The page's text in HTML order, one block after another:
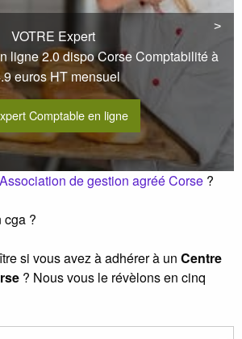
>
>
VOTRE Expert
ligne 2.0 dispo Corse Comptabilité à
euros HT mensuel
Comptable en ligne
Association de gestion agréé Corse ?
cga ?
si vous avez à adhérer à un Centre
? Nous vous le révèlons en cinq